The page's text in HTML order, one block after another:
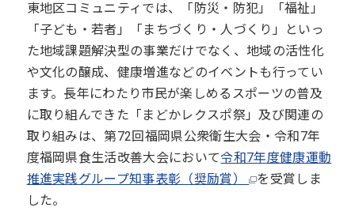
東地区コミュニティでは、「防災・防犯」「福祉」
「子ども・若者」「まちづくり・人づくり」といっ
た地域課題解決型の事業だけでなく、地域の活性化
や文化の醸成、健康増進などのイベントも行ってい
ます。長年にわたり市民が楽しめるスポーツの普及
に取り組んできた「まどかレクスポ祭」及び関連の
取り組みは、第72回福岡県公衆衛生大会・令和7年
度福岡県食生活改善大会において令和7年度健康運動
推進実践グループ知事表彰（奨励賞） を受賞しま
した。